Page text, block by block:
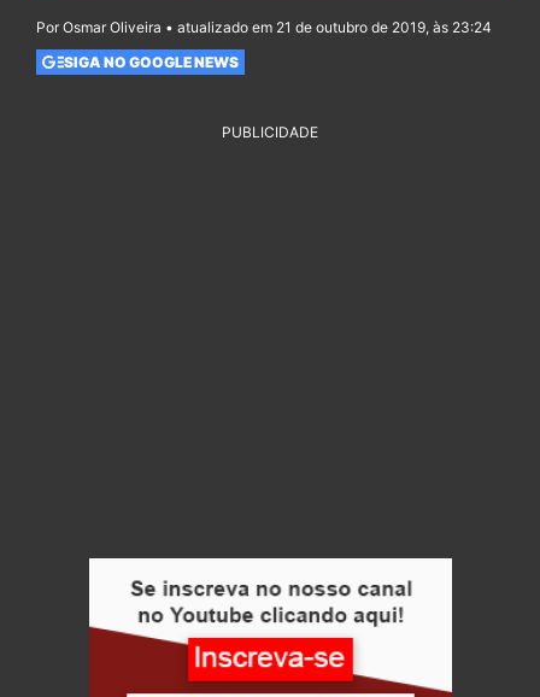
Por Osmar Oliveira • atualizado em 21 de outubro de 2019, às 23:24
SIGA NO GOOGLE NEWS
PUBLICIDADE